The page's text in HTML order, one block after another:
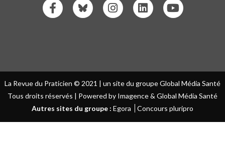
La Revue du Praticien © 2021 | un site du groupe Global Média Santé
Tous droits réservés | Powered by Imagence & Global Média Santé
Autres sites du groupe : Egora Concours pluripro